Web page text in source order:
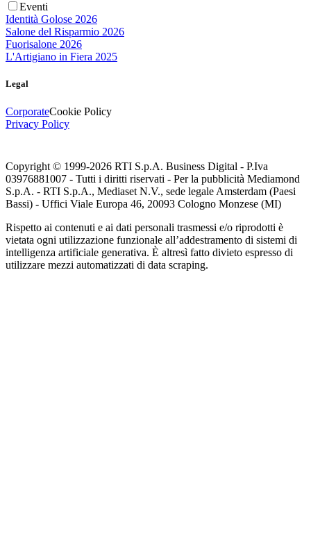
Eventi
Identità Golose 2026
Salone del Risparmio 2026
Fuorisalone 2026
L'Artigiano in Fiera 2025
Legal
CorporateCookie Policy
Privacy Policy
Copyright © 1999-2026 RTI S.p.A. Business Digital - P.Iva
03976881007 - Tutti i diritti riservati - Per la pubblicità Mediamond
S.p.A. - RTI S.p.A., Mediaset N.V., sede legale Amsterdam (Paesi
Bassi) - Uffici Viale Europa 46, 20093 Cologno Monzese (MI)
Rispetto ai contenuti e ai dati personali trasmessi e/o riprodotti è
vietata ogni utilizzazione funzionale all’addestramento di sistemi di
intelligenza artificiale generativa. È altresì fatto divieto espresso di
utilizzare mezzi automatizzati di data scraping.